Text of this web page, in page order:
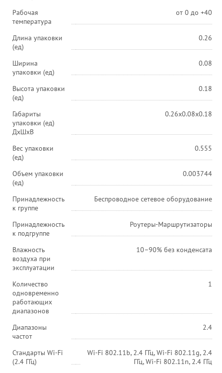
Рабочая
температура
от 0 до +40
Длина упаковки
(ед)
0.26
Ширина
упаковки (ед)
0.08
Высота упаковки
(ед)
0.18
Габариты
упаковки (ед)
ДхШхВ
0.26x0.08x0.18
Вес упаковки
(ед)
0.555
Объем упаковки
(ед)
0.003744
Принадлежность
к группе
Беспроводное сетевое оборудование
Принадлежность
к подгруппе
Роутеры-Маршрутизаторы
Влажность
воздуха при
эксплуатации
10–90% без конденсата
Количество
одновременно
работающих
диапазонов
1
Диапазоны
частот
2.4
Стандарты Wi-Fi
(2.4 ГГц)
Wi-Fi 802.11b, 2.4 ГГц, Wi-Fi 802.11g, 2.4
ГГц, Wi-Fi 802.11n, 2.4 ГГц